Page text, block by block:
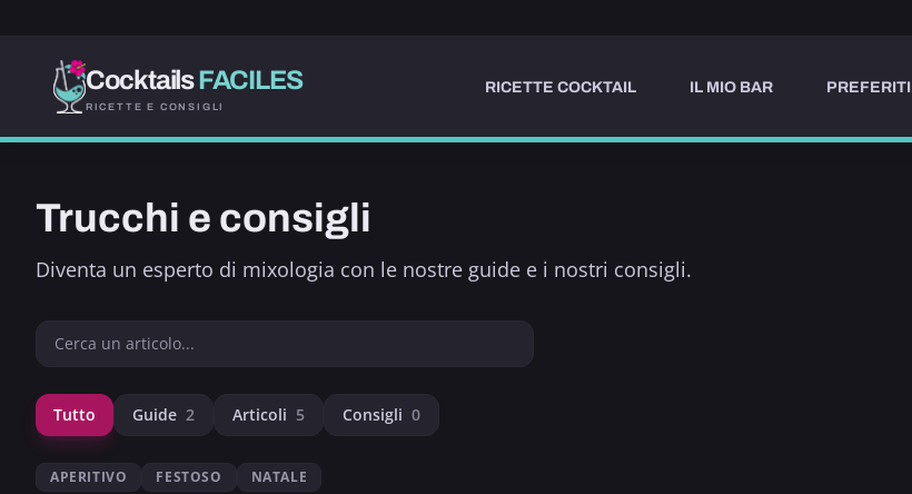
CocktailsFACILES
RICETTE E CONSIGLI
RICETTE COCKTAIL IL MIO BAR PREFERITI
Trucchi e consigli
Diventa un esperto di mixologia con le nostre guide e i nostri consigli.
Tutto Guide 2 Articoli 5 Consigli 0
APERITIVO FESTOSO NATALE